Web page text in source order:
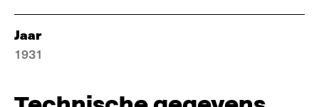
Jaar
1931